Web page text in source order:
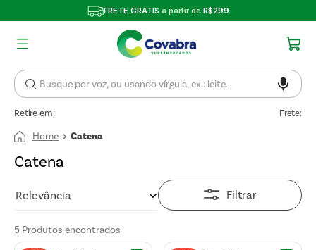
FRETE GRÁTIS a partir de R$299
Retire em: Frete:
Catena
Catena
Relevância Filtrar
5 Produtos